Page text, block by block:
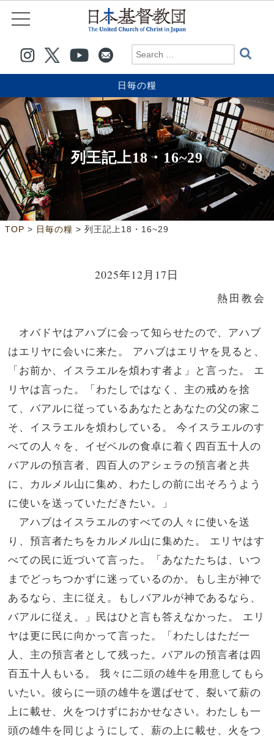
日毎の糧
列王記上18・16~29
TOP > 日毎の糧 > 列王記上18・16~29
2025年12月17日
熱田教会
オバドヤはアハブに会って知らせたので、アハブ
はエリヤに会いに来た。 アハブはエリヤを見ると、
「お前か、イスラエルを煩わす者よ」と言った。 エ
リヤは言った。「わたしではなく、主の戒めを捨
て、バアルに従っているあなたとあなたの父の家こ
そ、イスラエルを煩わしている。 今イスラエルのす
べての人々を、イゼベルの食卓に着く四百五十人の
バアルの預言者、四百人のアシェラの預言者と共
に、カルメル山に集め、わたしの前に出そろうよう
に使いを送っていただきたい。」
アハブはイスラエルのすべての人々に使いを送
り、預言者たちをカルメル山に集めた。 エリヤはす
べての民に近づいて言った。「あなたたちは、いつ
までどっちつかずに迷っているのか。もし主が神で
あるなら、主に従え。もしバアルが神であるなら、
バアルに従え。」民はひと言も答えなかった。 エリ
ヤは更に民に向かって言った。「わたしはただ一
人、主の預言者として残った。バアルの預言者は四
百五十人もいる。 我々に二頭の雄牛を用意してもら
いたい。彼らに一頭の雄牛を選ばせて、裂いて薪の
上に載せ、火をつけずにおかせなさい。わたしも一
頭の雄牛を同じようにして、薪の上に載せ、火をつ